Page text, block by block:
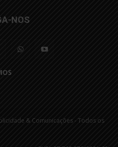
NOS
& Comunicações - Todos os